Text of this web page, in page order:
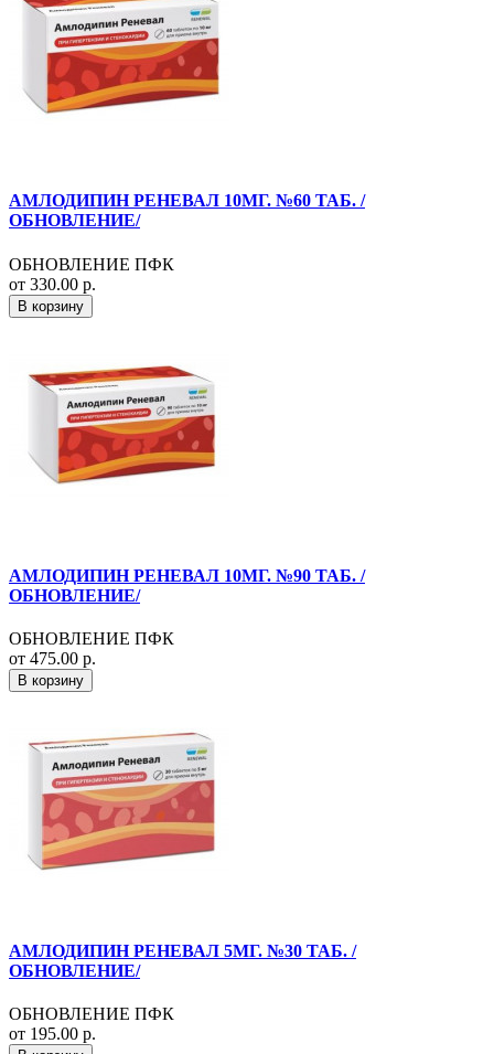
АМЛОДИПИН РЕНЕВАЛ 10МГ. №60 ТАБ. /
ОБНОВЛЕНИЕ/
ОБНОВЛЕНИЕ ПФК
от 330.00 р.
В корзину
АМЛОДИПИН РЕНЕВАЛ 10МГ. №90 ТАБ. /
ОБНОВЛЕНИЕ/
ОБНОВЛЕНИЕ ПФК
от 475.00 р.
В корзину
АМЛОДИПИН РЕНЕВАЛ 5МГ. №30 ТАБ. /
ОБНОВЛЕНИЕ/
ОБНОВЛЕНИЕ ПФК
от 195.00 р.